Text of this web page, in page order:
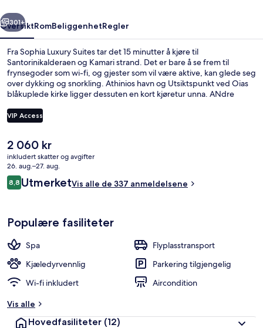
Neste
301+
OversiktRomBeliggenhetRegler
Fra Sophia Luxury Suites tar det 15 minutter å kjøre til
Santorinikalderaen og Kamari strand. Det er bare å se frem til
frynsegoder som wi-fi, og gjester som vil være aktive, kan glede seg
over dykking og snorkling. Athinios havn og Utsiktspunkt ved Oias
blåkuplede kirke ligger dessuten en kort kjøretur unna. ANdre
VIP Access
Den
nåværende
prisen
er
2 060 kr
2 060 kr
inkludert skatter og avgifter
26. aug.–27. aug.
Anmeldelser
8,88,8 av 10 –
UtmerketVis alle de 337 anmeldelsene
Populære fasiliteter
Spa
Flyplasstransport
Kjæledyrvennlig
Parkering tilgjengelig
Wi-fi inkludert
Aircondition
Vis alle
Hovedfasiliteter (12)